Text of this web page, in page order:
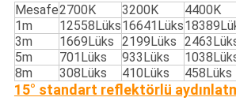
Mesafe2700K 3200K 4400K
1m
12558Lüks16641Lüks
3m
1669Lüks 2199Lüks
5m
701Lüks 933Lüks
8m
308Lüks 410Lüks 458Lüks
15° standart reflektörlü